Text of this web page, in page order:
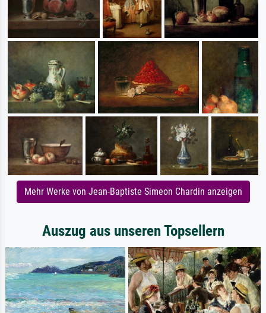
Mehr Werke von Jean-Baptiste Simeon Chardin anzeigen
Auszug aus unseren Topsellern